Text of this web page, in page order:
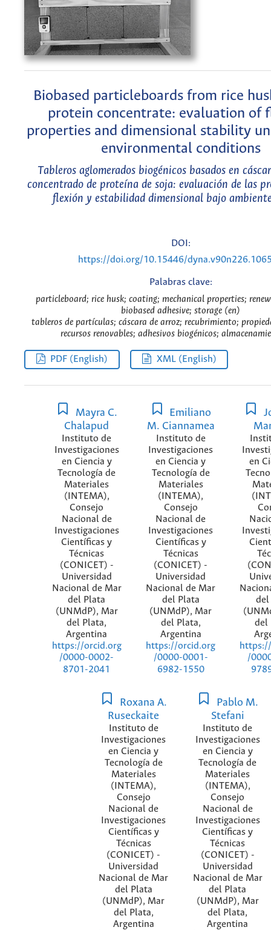
Biobased particleboards from rice
protein concentrate: evaluation of
properties and dimensional stability
environmental conditions
Tableros aglomerados biogénicos basados en
concentrado de proteína de soja: evaluación de las
flexión y estabilidad dimensional bajo
DOI:
https://doi.org/10.15446/
Palabras clave:
particleboard; rice husk; coating; mechanical properties;
biobased adhesive; storage (en)
tableros de partículas; cáscara de arroz; recubrimiento;
recursos renovables; adhesivos biogénicos;
PDF (English) XML (English)
Mayra C.
Chalapud
Instituto de
Investigaciones
en Ciencia y
Tecnología de
Materiales
(INTEMA),
Consejo
Nacional de
Investigaciones
Científicas y
Técnicas
(CONICET) -
Universidad
Nacional de Mar
del Plata
(UNMdP), Mar
del Plata,
Argentina
https://orcid.org
/0000-0002-
8701-2041
Emiliano
M. Ciannamea
Instituto de
Investigaciones
en Ciencia y
Tecnología de
Materiales
(INTEMA),
Consejo
Nacional de
Investigaciones
Científicas y
Técnicas
(CONICET) -
Universidad
Nacional de Mar
del Plata
(UNMdP), Mar
del Plata,
Argentina
https://orcid.org
/0000-0001-
6982-1550
en
del
del
/
Roxana A.
Ruseckaite
Instituto de
Investigaciones
en Ciencia y
Tecnología de
Materiales
(INTEMA),
Consejo
Nacional de
Investigaciones
Científicas y
Técnicas
(CONICET) -
Universidad
Nacional de Mar
del Plata
(UNMdP), Mar
del Plata,
Argentina
Pablo M.
Stefani
Instituto de
Investigaciones
en Ciencia y
Tecnología de
Materiales
(INTEMA),
Consejo
Nacional de
Investigaciones
Científicas y
Técnicas
(CONICET) -
Universidad
Nacional de Mar
del Plata
(UNMdP), Mar
del Plata,
Argentina